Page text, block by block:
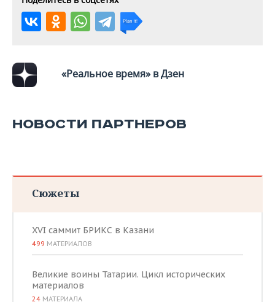
«Реальное время» в Дзен
НОВОСТИ ПАРТНЕРОВ
Сюжеты
XVI саммит БРИКС в Казани
499 МАТЕРИАЛОВ
Великие воины Татарии. Цикл исторических
материалов
24 МАТЕРИАЛА